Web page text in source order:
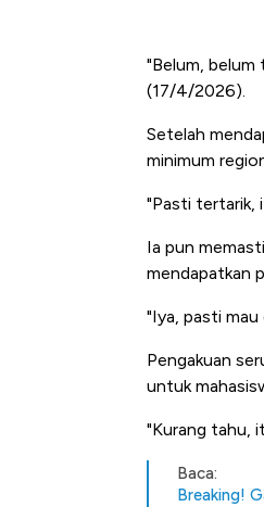
"Belum, belum
(17/4/2026).
Setelah
minimum
"Pasti tertarik,
Ia pun
mendapatkan
"Iya, pasti mau
Pengakuan
untuk
"Kurang tahu,
Baca:
Breaking!